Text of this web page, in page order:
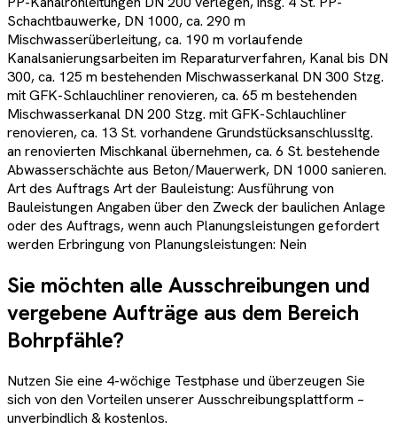
Schachtbauwerke, DN 1000, ca. 290 m
Mischwasserüberleitung, ca. 190 m vorlaufende
Kanalsanierungsarbeiten im Reparaturverfahren, Kanal bis DN
300, ca. 125 m bestehenden Mischwasserkanal DN 300 Stzg.
mit GFK-Schlauchliner renovieren, ca. 65 m bestehenden
Mischwasserkanal DN 200 Stzg. mit GFK-Schlauchliner
renovieren, ca. 13 St. vorhandene Grundstücksanschlussltg.
an renovierten Mischkanal übernehmen, ca. 6 St. bestehende
Abwasserschächte aus Beton/Mauerwerk, DN 1000 sanieren.
Art des Auftrags Art der Bauleistung: Ausführung von
Bauleistungen Angaben über den Zweck der baulichen Anlage
oder des Auftrags, wenn auch Planungsleistungen gefordert
werden Erbringung von Planungsleistungen: Nein
Sie möchten alle Ausschreibungen und
vergebene Aufträge aus dem Bereich
Bohrpfähle?
Nutzen Sie eine 4-wöchige Testphase und überzeugen Sie
sich von den Vorteilen unserer Ausschreibungsplattform –
unverbindlich & kostenlos.